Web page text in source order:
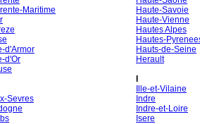
Maritime
d'Armor
d'Or
Sevres
Haute-Savoie
Haute-Vienne
Hautes Alpes
Hautes-
Hauts-de-Seine
Herault
Ille-et-Vilaine
Indre
Indre-et-Loire
Isere